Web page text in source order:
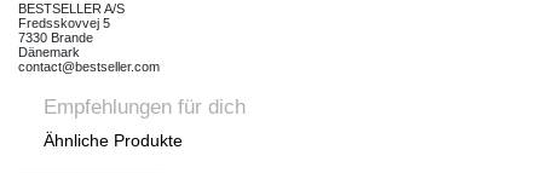
BESTSELLER A/S
Fredsskovvej 5
7330 Brande
Dänemark
contact@bestseller.com
Empfehlungen für dich
Ähnliche Produkte